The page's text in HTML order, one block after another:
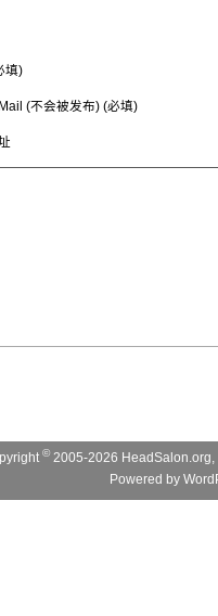
填)
(不会被发布) (必填)
© 2005-2026
Powered by